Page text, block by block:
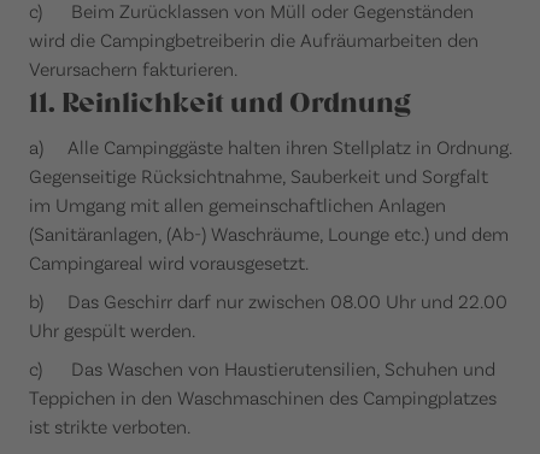
c) Beim Zurücklassen von Müll oder Gegenständen
wird die Campingbetreiberin die Aufräumarbeiten den
Verursachern fakturieren.
11. Reinlichkeit und Ordnung
a) Alle Campinggäste halten ihren Stellplatz in Ordnung.
Gegenseitige Rücksichtnahme, Sauberkeit und Sorgfalt
im Umgang mit allen gemeinschaftlichen Anlagen
(Sanitäranlagen, (Ab-) Waschräume, Lounge etc.) und dem
Campingareal wird vorausgesetzt.
b) Das Geschirr darf nur zwischen 08.00 Uhr und 22.00
Uhr gespült werden.
c) Das Waschen von Haustierutensilien, Schuhen und
Teppichen in den Waschmaschinen des Campingplatzes
ist strikte verboten.